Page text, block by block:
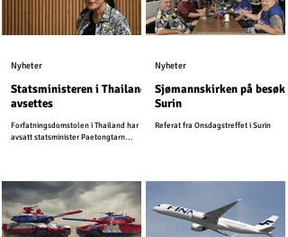
Statsministeren i Thailand
avsettes
Forfatningsdomstolen i Thailand har
avsatt statsminister Paetongtarn
Nyheter
Sjømannskirken på besøk i
Surin
Referat fra Onsdagstreffet i Surin
Nyheter